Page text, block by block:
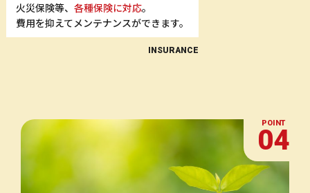
火災保険等、 各種保険に対応。
費用を抑えてメンテナンスができます。
INSURANCE
POINT
04